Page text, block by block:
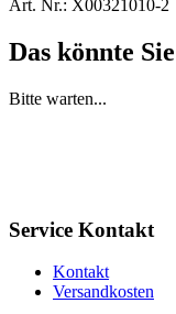
Art. Nr.: X00321010-2
Das könnte
Bitte warten...
Service Kontakt
Kontakt
Versandkosten